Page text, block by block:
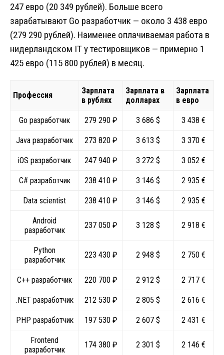
247 евро (20 349 рублей). Больше всего
зарабатывают Go разработчик — около 3 438 евро
(279 290 рублей). Наименее оплачиваемая работа в
нидерландском IT у тестировщиков — примерно 1
425 евро (115 800 рублей) в месяц.
Профессия
Зарплата
в рублях
Зарплата в
долларах
Зарплата
в евро
Go разработчик 279 290 ₽ 3 686 $ 3 438 €
Java разработчик 273 820 ₽ 3 613 $ 3 370 €
iOS разработчик 247 940 ₽ 3 272 $ 3 052 €
C# разработчик 238 410 ₽ 3 146 $ 2 935 €
Data scientist 238 410 ₽ 3 146 $ 2 935 €
Android
разработчик
237 050 ₽ 3 128 $ 2 918 €
Python
разработчик
223 430 ₽ 2 948 $ 2 750 €
C++ разработчик 220 700 ₽ 2 912 $ 2 717 €
.NET разработчик 212 530 ₽ 2 805 $ 2 616 €
PHP разработчик 197 530 ₽ 2 607 $ 2 431 €
Frontend
разработчик
174 380 ₽ 2 301 $ 2 146 €